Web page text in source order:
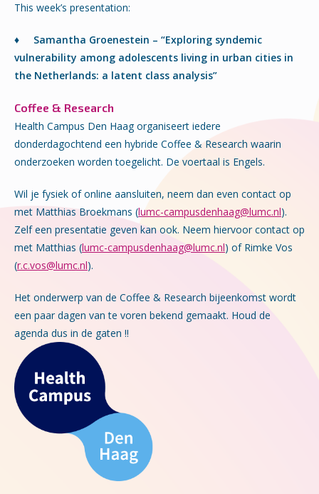
This week’s presentation:
♦ Samantha Groenestein – “Exploring syndemic
vulnerability among adolescents living in urban cities in
the Netherlands: a latent class analysis”
Coffee & Research
Health Campus Den Haag organiseert iedere
donderdagochtend een hybride Coffee & Research waarin
onderzoeken worden toegelicht. De voertaal is Engels.
Wil je fysiek of online aansluiten, neem dan even contact op
met Matthias Broekmans (lumc-campusdenhaag@lumc.nl).
Zelf een presentatie geven kan ook. Neem hiervoor contact op
met Matthias (lumc-campusdenhaag@lumc.nl) of Rimke Vos
(r.c.vos@lumc.nl).
Het onderwerp van de Coffee & Research bijeenkomst wordt
een paar dagen van te voren bekend gemaakt. Houd de
agenda dus in de gaten !!